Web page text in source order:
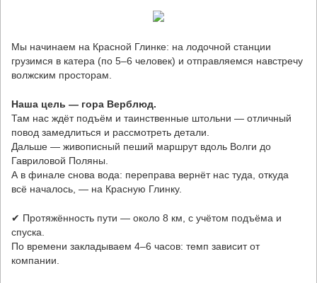
Мы начинаем на Красной Глинке: на лодочной станции
грузимся в катера (по 5–6 человек) и отправляемся навстречу
волжским просторам.
Наша цель — гора Верблюд.
Там нас ждёт подъём и таинственные штольни — отличный
повод замедлиться и рассмотреть детали.
Дальше — живописный пеший маршрут вдоль Волги до
Гавриловой Поляны.
А в финале снова вода: переправа вернёт нас туда, откуда
всё началось, — на Красную Глинку.
✔ Протяжённость пути — около 8 км, с учётом подъёма и
спуска.
По времени закладываем 4–6 часов: темп зависит от
компании.